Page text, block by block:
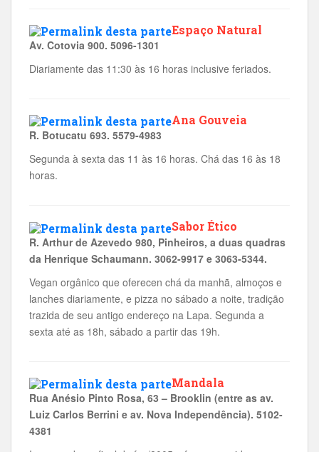
Espaço Natural
Av. Cotovia 900. 5096-1301
Diariamente das 11:30 às 16 horas inclusive feriados.
Ana Gouveia
R. Botucatu 693. 5579-4983
Segunda à sexta das 11 às 16 horas. Chá das 16 às 18
horas.
Sabor Ético
R. Arthur de Azevedo 980, Pinheiros, a duas quadras
da Henrique Schaumann. 3062-9917 e 3063-5344.
Vegan orgânico que oferecen chá da manhã, almoços e
lanches diariamente, e pizza no sábado a noite, tradição
trazida de seu antigo endereço na Lapa. Segunda a
sexta até as 18h, sábado a partir das 19h.
Mandala
Rua Anésio Pinto Rosa, 63 – Brooklin (entre as av.
Luiz Carlos Berrini e av. Nova Independência). 5102-
4381